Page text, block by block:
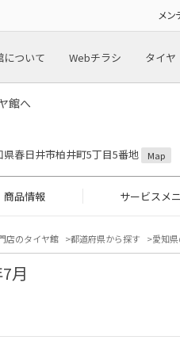
メン
について Webチラシ タイヤ
館へ
春日井市柏井町5丁目5番地 Map
商品情報 サービスメ
店のタイヤ館 都道府県から探す 愛知
月